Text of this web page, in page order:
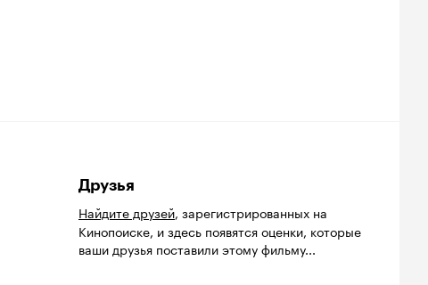
Друзья
Найдите друзей, зарегистрированных на
Кинопоиске, и здесь появятся оценки, которые
ваши друзья поставили этому фильму...